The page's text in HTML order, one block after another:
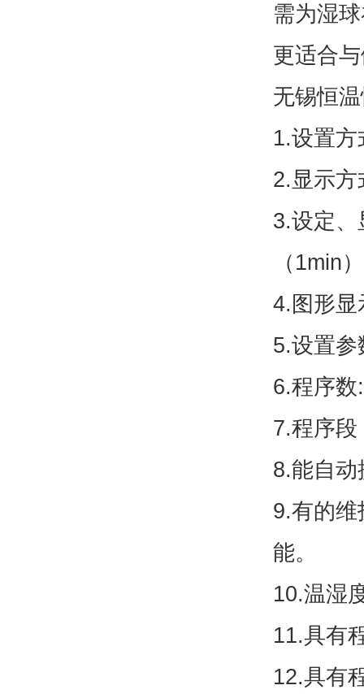
需为湿
更适合
无锡恒
1.设置
2.显示
3.设定
（1min）
4.图形显
5.设置
6.程序
7.程序
8.能自
9.有的
能。
10.温湿
11.具有
12.具有